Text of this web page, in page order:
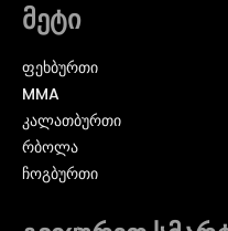
მეტი
ᲤᲔᲮᲑᲣᲠᲗᲘ
MMA
ᲙᲐᲚᲐᲗᲑᲣᲠᲗᲘ
ᲠᲑᲝᲚᲐ
ᲩᲝᲒᲑᲣᲠᲗᲘ